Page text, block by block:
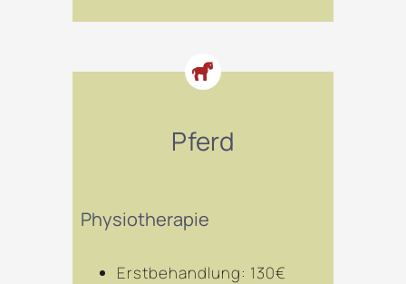
Pferd
Physiotherapie
Erstbehandlung: 130€